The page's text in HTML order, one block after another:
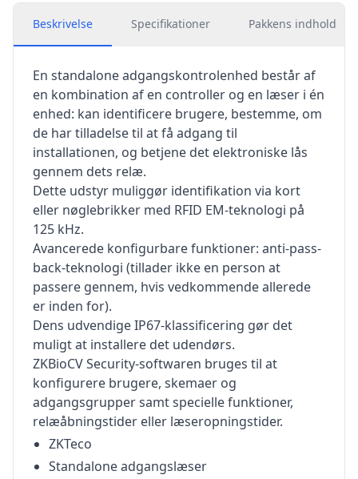
Beskrivelse Specifikationer Pakkens indhold
En standalone adgangskontrolenhed består af
en kombination af en controller og en læser i én
enhed: kan identificere brugere, bestemme, om
de har tilladelse til at få adgang til
installationen, og betjene det elektroniske lås
gennem dets relæ.
Dette udstyr muliggør identifikation via kort
eller nøglebrikker med RFID EM-teknologi på
125 kHz.
Avancerede konfigurbare funktioner: anti-pass-
back-teknologi (tillader ikke en person at
passere gennem, hvis vedkommende allerede
er inden for).
Dens udvendige IP67-klassificering gør det
muligt at installere det udendørs.
ZKBioCV Security-softwaren bruges til at
konfigurere brugere, skemaer og
adgangsgrupper samt specielle funktioner,
relæåbningstider eller læseropningstider.
ZKTeco
Standalone adgangslæser